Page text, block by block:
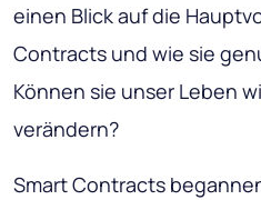
einen Blick auf die
Contracts und wie sie
Können sie unser Leben
verändern?
Smart Contracts